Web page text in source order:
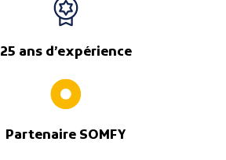
25 ans d’expérience
Partenaire SOMFY